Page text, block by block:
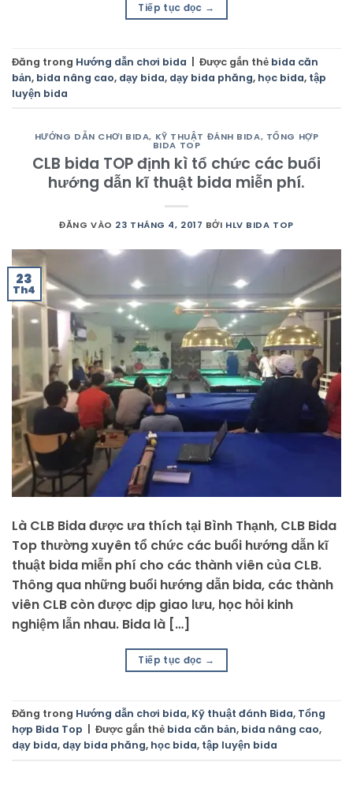
Tiếp tục đọc →
Đăng trong Hướng dẫn chơi bida Được gắn thẻ bida căn
bản, bida nâng cao, dạy bida, dạy bida phăng, học bida, tập
luyện bida
HƯỚNG DẪN CHƠI BIDA, KỸ THUẬT ĐÁNH BIDA, TỔNG HỢP
BIDA TOP
CLB bida TOP định kì tổ chức các buổi
hướng dẫn kĩ thuật bida miễn phí.
ĐĂNG VÀO 23 THÁNG 4, 2017 BỞI HLV BIDA TOP
23
Th4
Là CLB Bida được ưa thích tại Bình Thạnh, CLB Bida
Top thường xuyên tổ chức các buổi hướng dẫn kĩ
thuật bida miễn phí cho các thành viên của CLB.
Thông qua những buổi hướng dẫn bida, các thành
viên CLB còn được dịp giao lưu, học hỏi kinh
nghiệm lẫn nhau. Bida là […]
Tiếp tục đọc →
Đăng trong Hướng dẫn chơi bida, Kỹ thuật đánh Bida, Tổng
hợp Bida Top
Được gắn thẻ bida căn bản, bida nâng cao,
dạy bida, dạy bida phăng, học bida, tập luyện bida